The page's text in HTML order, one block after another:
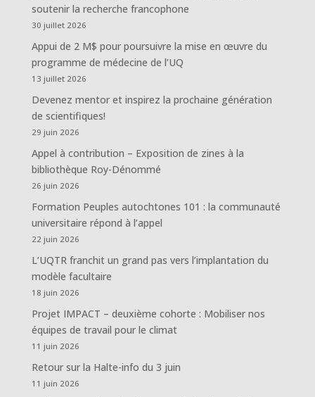
soutenir la recherche francophone
30 juillet 2026
Appui de 2 M$ pour poursuivre la mise en œuvre du
programme de médecine de l’UQ
13 juillet 2026
Devenez mentor et inspirez la prochaine génération
de scientifiques!
29 juin 2026
Appel à contribution – Exposition de zines à la
bibliothèque Roy-Dénommé
26 juin 2026
Formation Peuples autochtones 101 : la communauté
universitaire répond à l’appel
22 juin 2026
L’UQTR franchit un grand pas vers l’implantation du
modèle facultaire
18 juin 2026
Projet IMPACT – deuxième cohorte : Mobiliser nos
équipes de travail pour le climat
11 juin 2026
Retour sur la Halte-info du 3 juin
11 juin 2026